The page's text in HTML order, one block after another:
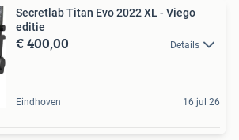
Secretlab Titan Evo 2022 XL - Viego
editie
€ 400,00 Details
Eindhoven 16 jul 26